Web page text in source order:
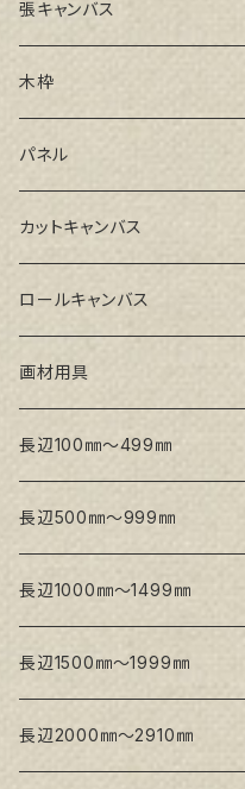
張キャンバス
GAERA F(中細目)
GAERA BA(中荒目)
GAERA GLC(中目)
トークロ イエロー(中目)
トークロ 赤SP(中目)
Snow White SPC(中目)
木枠
ルーブル米杉木枠
Paulo木枠
パネル
ラワンパネル
シナパネル
カットキャンバス
GAERA F(中細目)
GAERA BA(中荒目)
Snow White SPC(中目)
Snow White SLA(中目)
ロールキャンバス
GAERA F(中細目) / BA(中荒
Snow White SLA(中目)
Snow White SLH(中太目)
Snow White SPC(中目)
トークロ イエロー
生キャンバス
画材用具
長辺100㎜～499㎜
長辺500㎜～999㎜
長辺1000㎜～1499㎜
長辺1500㎜～1999㎜
長辺2000㎜～2910㎜